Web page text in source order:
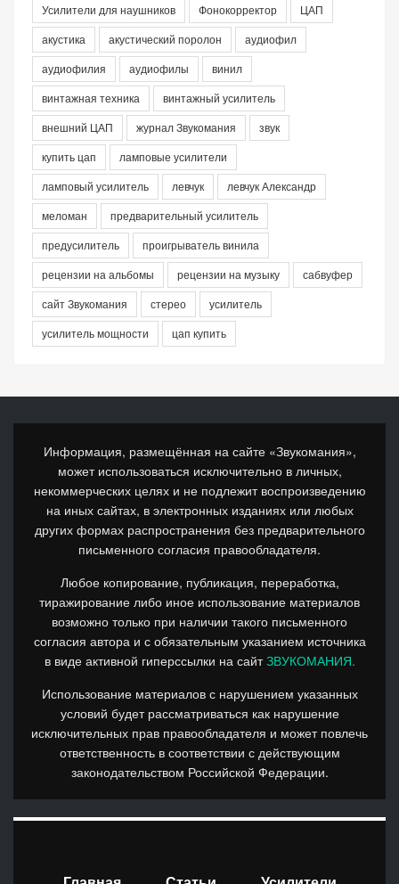
Усилители для наушников
Фонокорректор
ЦАП
акустика
акустический поролон
аудиофил
аудиофилия
аудиофилы
винил
винтажная техника
винтажный усилитель
внешний ЦАП
журнал Звукомания
звук
купить цап
ламповые усилители
ламповый усилитель
левчук
левчук Александр
меломан
предварительный усилитель
предусилитель
проигрыватель винила
рецензии на альбомы
рецензии на музыку
сабвуфер
сайт Звукомания
стерео
усилитель
усилитель мощности
цап купить
Информация, размещённая на сайте «Звукомания»,
может использоваться исключительно в личных,
некоммерческих целях и не подлежит воспроизведению
на иных сайтах, в электронных изданиях или любых
других формах распространения без предварительного
письменного согласия правообладателя.
Любое копирование, публикация, переработка,
тиражирование либо иное использование материалов
возможно только при наличии такого письменного
согласия автора и с обязательным указанием источника
в виде активной гиперссылки на сайтЗВУКОМАНИЯ.
Использование материалов с нарушением указанных
условий будет рассматриваться как нарушение
исключительных прав правообладателя и может повлечь
ответственность в соответствии с действующим
законодательством Российской Федерации.